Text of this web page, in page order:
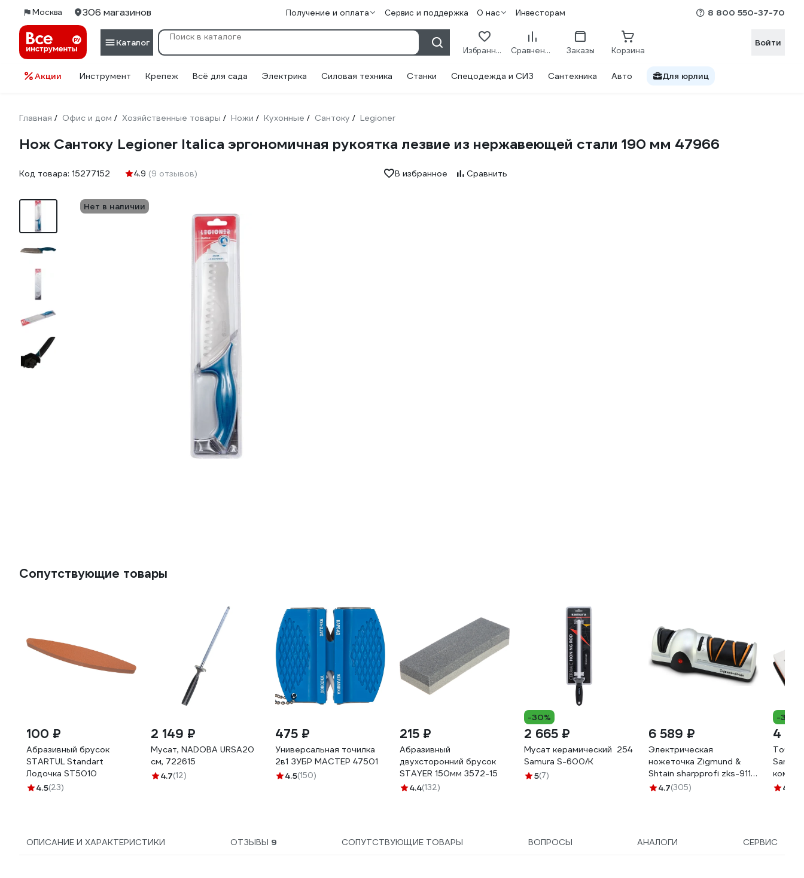
Москва 306 магазинов Получение и оплата Сервис и поддержка О нас Инвесторам 8 800 550-37-70
Каталог
Избранное Сравнение Заказы Корзина
Войти
Акции Инструмент Крепеж Всё для сада Электрика Силовая техника Станки Спецодежда и СИЗ Сантехника Авто Для юрлиц
Главная / Офис и дом / Хозяйственные товары / Ножи / Кухонные / Сантоку / Legioner
Нож Сантоку Legioner Italica эргономичная рукоятка лезвие из нержавеющей стали 190 мм 47966
Код товара: 15277152 4.9 (9 отзывов) В избранное Сравнить
Нет в наличии
Сопутствующие товары
100 ₽
Абразивный брусок
STARTUL Standart
Лодочка ST5010
4.5(23)
2 149 ₽
Мусат, NADOBA URSA20
см, 722615
4.7(12)
475 ₽
Универсальная точилка
2в1 ЗУБР МАСТЕР 47501
4.5(150)
215 ₽
Абразивный
двухсторонний брусок
STAYER 150мм 3572-15
4.4(132)
-30%
2 665 ₽
Мусат керамический 254 мм, белый
Samura S-600/K
5(7)
6 589 ₽
Электрическая
ножеточка Zigmund &
Shtain sharpprofi zks-911
ЦБ-00001193
4.7(305)
-32%
4
1000/
4.6
ОПИСАНИЕ И ХАРАКТЕРИСТИКИ ОТЗЫВЫ 9 СОПУТСТВУЮЩИЕ ТОВАРЫ ВОПРОСЫ АНАЛОГИ СЕРВИС